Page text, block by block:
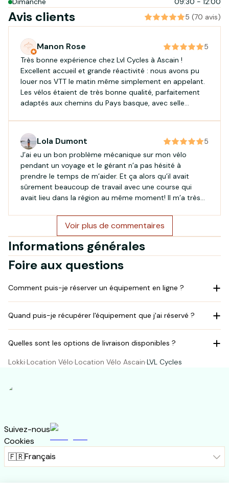
Avis clients 5 (70 avis)
Manon Rose
5
Très bonne expérience chez Lvl Cycles à Ascain !
Excellent accueil et grande réactivité : nous avons pu
louer nos VTT le matin même simplement en appelant.
Les vélos étaient de très bonne qualité, parfaitement
adaptés aux chemins du Pays basque, avec selle
Nous sommes partis nous amuser du côté de Saint-
Pée-sur-Nivelle et avons passé une superbe journée.
Merci pour votre accueil et vos conseils. Nous
reviendrons avec plaisir lors de notre prochaine sortie !
À bientôt!
Lola Dumont
5
J’ai eu un bon problème mécanique sur mon vélo
pendant un voyage et le gérant n’a pas hésité à
prendre le temps de m’aider. Et ça alors qu’il avait
sûrement beaucoup de travail avec une course qui
avait lieu dans la région au même moment! Il m’a très
vélos sur le mien. Merci Jason tu as sauvé la suite de
mon voyage! À chaque beau paysage je pense à ma
roue et à la chance que j’ai de t’avoir croisé! Bonne
continuation :)
Voir plus de commentaires
Informations générales
Foire aux questions
Comment puis-je réserver un équipement en ligne ?
Quand puis-je récupérer l'équipement que j'ai réservé ?
Quelles sont les options de livraison disponibles ?
Lokki·Location Vélo·Location Vélo Ascain·LVL Cycles
Suivez-nous
Cookies
🇫🇷Français